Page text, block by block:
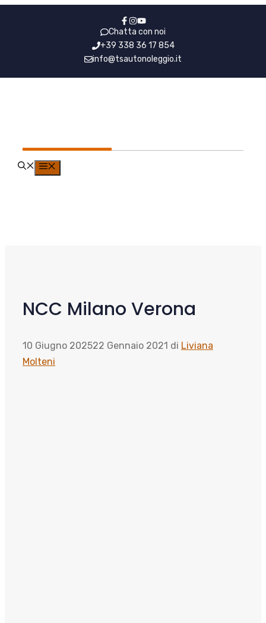
Chatta con noi
+39 338 36 17 854
info@tsautonoleggio.it
NCC Milano Verona
10 Giugno 202522 Gennaio 2021 di Liviana
Molteni